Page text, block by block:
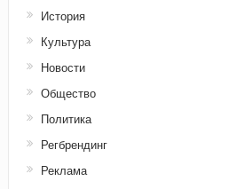
История
Культура
Новости
Общество
Политика
Регбрендинг
Реклама